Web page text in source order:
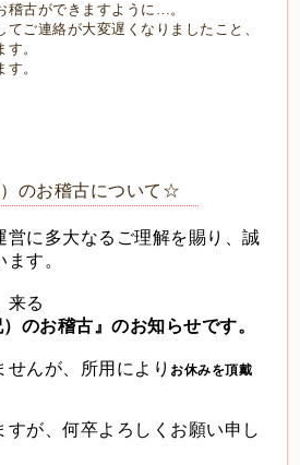
稽古ができますように…。
ご連絡が大変遅くなりましたこと、
。
。
のお稽古について☆
営に多大なるご理解を賜り、誠
す。
来る
のお稽古』のお知らせです。
んが、所用により お休みを頂戴
すが、何卒よろしくお願い申し